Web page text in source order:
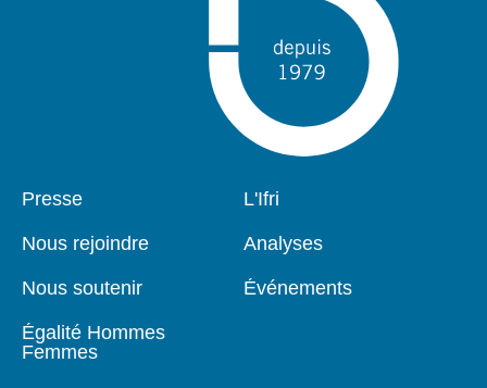
Pied
Presse
Nous rejoindre
Nous soutenir
Égalité Hommes
Femmes
Navigation
L'Ifri
Analyses
Événements